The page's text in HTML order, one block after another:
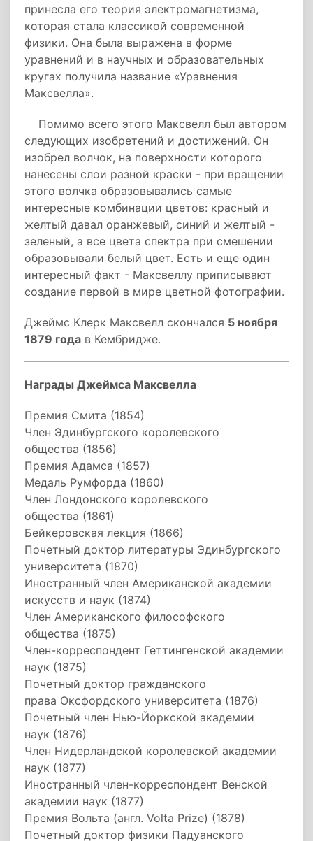
принесла его теория электромагнетизма,
которая стала классикой современной
физики. Она была выражена в форме
уравнений и в научных и образовательных
кругах получила название «Уравнения
Максвелла».
Помимо всего этого Максвелл был автором
следующих изобретений и достижений. Он
изобрел волчок, на поверхности которого
нанесены слои разной краски - при вращении
этого волчка образовывались самые
интересные комбинации цветов: красный и
желтый давал оранжевый, синий и желтый -
зеленый, а все цвета спектра при смешении
образовывали белый цвет. Есть и еще один
интересный факт - Максвеллу приписывают
создание первой в мире цветной фотографии.
Джеймс Клерк Максвелл скончался 5 ноября
1879 года в Кембридже.
Награды Джеймса Максвелла
Премия Смита (1854)
Член Эдинбургского королевского
общества (1856)
Премия Адамса (1857)
Медаль Румфорда (1860)
Член Лондонского королевского
общества (1861)
Бейкеровская лекция (1866)
Почетный доктор литературы Эдинбургского
университета (1870)
Иностранный член Американской академии
искусств и наук (1874)
Член Американского философского
общества (1875)
Член-корреспондент Геттингенской академии
наук (1875)
Почетный доктор гражданского
права Оксфордского университета (1876)
Почетный член Нью-Йоркской академии
наук (1876)
Член Нидерландской королевской академии
наук (1877)
Иностранный член-корреспондент Венской
академии наук (1877)
Премия Вольта (англ. Volta Prize) (1878)
Почетный доктор физики Падуанского